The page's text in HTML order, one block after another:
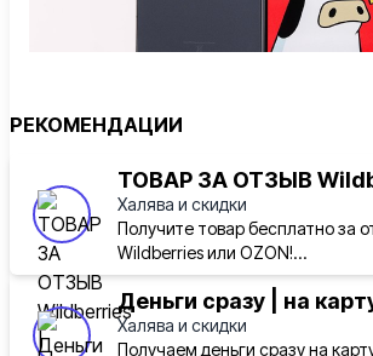
#AliExpress
🔲Мини-распродажа "Спортивное
можно найти различные товары для
отдыха (кроссовки и одежда,
аксессуары к ним, товары для
РЕКОМЕНДАЦИИ
ТОВАР ЗА ОТЗЫВ
Халява и скидки
Получите товар бесплатно за
Wildberries или OZON!...
Деньги сразу | на
Халява и скидки
Получаем деньги сразу на